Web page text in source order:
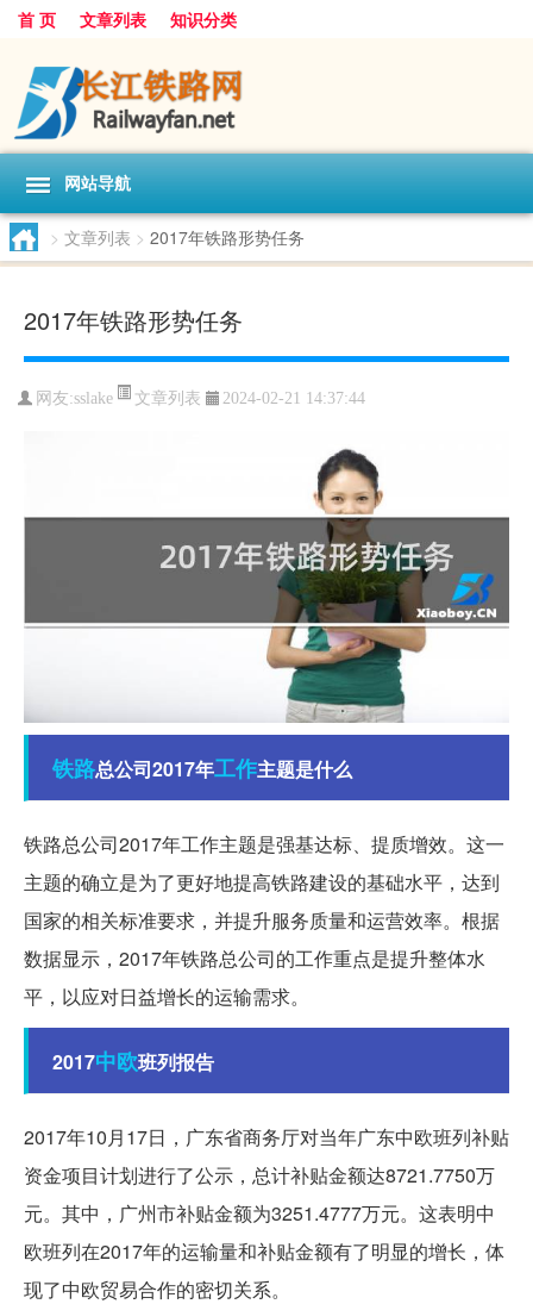
首 页 文章列表 知识分类
网站导航
> 文章列表 > 2017年铁路形势任务
2017年铁路形势任务
网友:sslake 文章列表 2024-02-21 14:37:44
铁路总公司2017年工作主题是什么
铁路总公司2017年工作主题是强基达标、提质增效。这一
主题的确立是为了更好地提高铁路建设的基础水平，达到
国家的相关标准要求，并提升服务质量和运营效率。根据
数据显示，2017年铁路总公司的工作重点是提升整体水
平，以应对日益增长的运输需求。
2017中欧班列报告
2017年10月17日，广东省商务厅对当年广东中欧班列补贴
资金项目计划进行了公示，总计补贴金额达8721.7750万
元。其中，广州市补贴金额为3251.4777万元。这表明中
欧班列在2017年的运输量和补贴金额有了明显的增长，体
现了中欧贸易合作的密切关系。